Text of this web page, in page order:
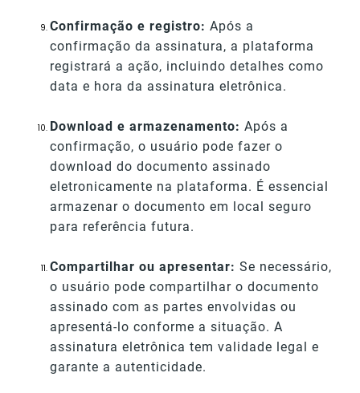
Confirmação e registro: Após a
confirmação da assinatura, a plataforma
registrará a ação, incluindo detalhes como
data e hora da assinatura eletrônica.
Download e armazenamento:Após a
confirmação, o usuário pode fazer o
download do documento assinado
eletronicamente na plataforma. É essencial
armazenar o documento em local seguro
para referência futura.
Compartilhar ou apresentar:Se necessário,
o usuário pode compartilhar o documento
assinado com as partes envolvidas ou
apresentá-lo conforme a situação. A
assinatura eletrônica tem validade legal e
garante a autenticidade.